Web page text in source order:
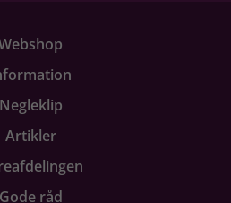
Negleklip
Artikler
Gode råd